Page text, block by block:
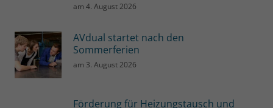
am4. August 2026
AVdual startet nach den
Sommerferien
am 3. August 2026
Förderung für Heizungstausch und